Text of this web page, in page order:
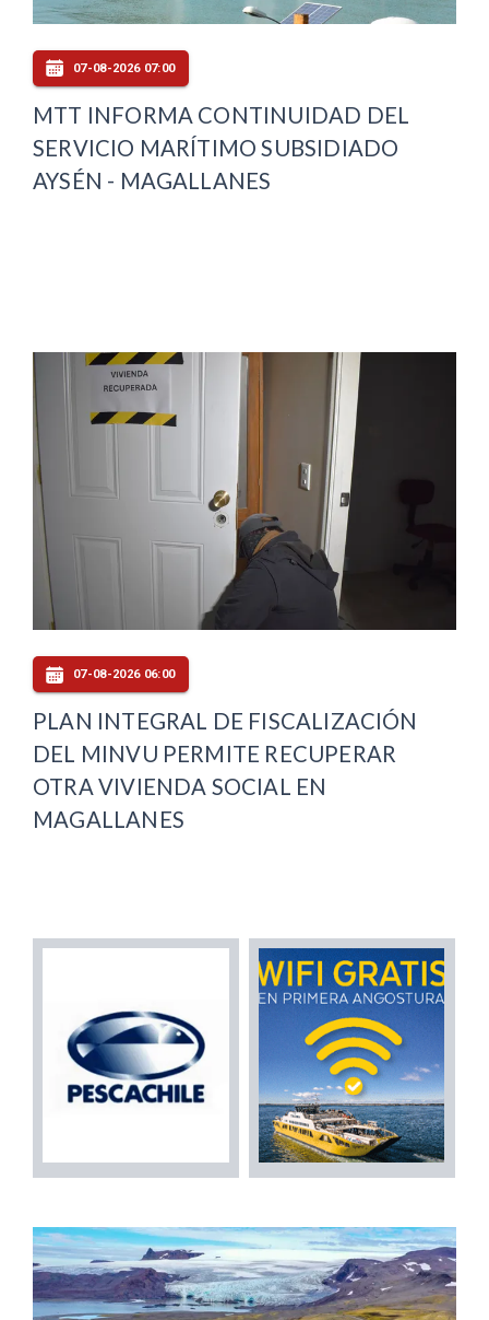
07-08-2026 07:00
MTT INFORMA CONTINUIDAD DEL
SERVICIO MARÍTIMO SUBSIDIADO
AYSÉN - MAGALLANES
07-08-2026 06:00
PLAN INTEGRAL DE FISCALIZACIÓN
DEL MINVU PERMITE RECUPERAR
OTRA VIVIENDA SOCIAL EN
MAGALLANES